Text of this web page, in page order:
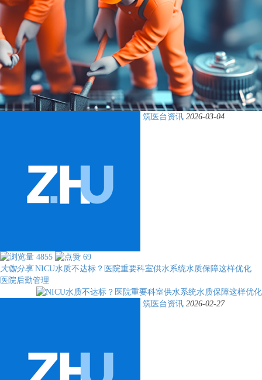
筑医台资讯 2026-03-04
4855
69
大咖分享NICU水质不达标？医院重要科室供水系统水质保障这样优化
医院后勤管理
筑医台资讯 2026-02-27